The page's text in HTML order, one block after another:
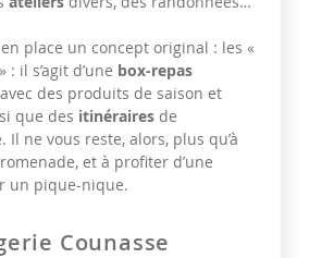
place un concept original : les «
» : il s’agit d’une box-repas
des produits de saison et
que des itinéraires de
Il ne vous reste, alors, plus qu’à
et à profiter d’une
un pique-nique.
Counasse